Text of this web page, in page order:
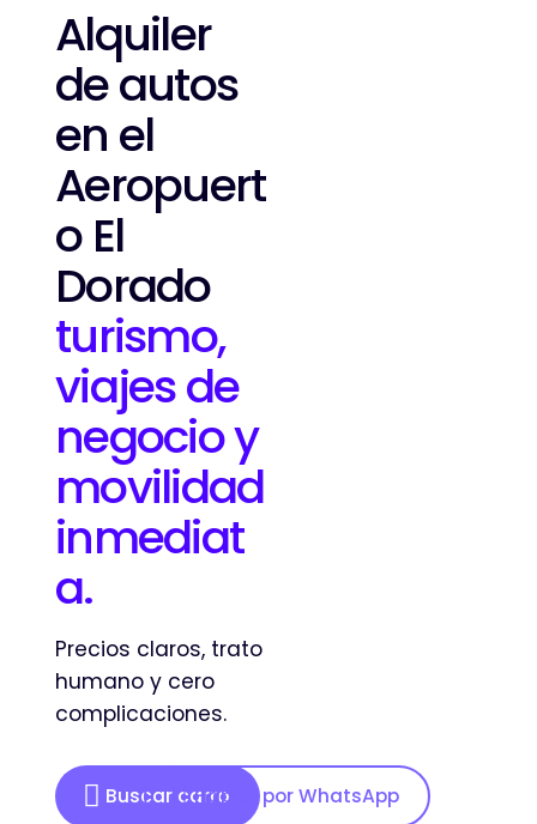
Alquiler
de autos
en el
Aeropuert
o El
Dorado
turismo,
viajes de
negocio y
movilidad
inmediat
a.
Precios claros, trato
humano y cero
complicaciones.
Buscar carroHablar por WhatsApp